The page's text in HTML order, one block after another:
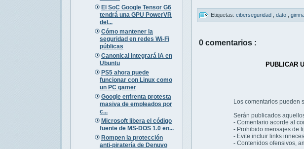
El SoC Google Tensor G6
tendrá una GPU PowerVR
del...
Cómo mantener la
seguridad en redes Wi-Fi
públicas
Canonical integrará IA en
Ubuntu
PS5 ahora puede
funcionar con Linux como
un PC gamer
Google enfrenta protesta
masiva de empleados por
c...
Microsoft libera el código
fuente de MS-DOS 1.0 en...
Rompen la protección
anti-piratería de Denuvo
Etiquetas: ciberseguridad dato
0 comentarios :
PUBLICAR
Los comentarios pueden
Serán publicados
- Comentario acorde al
- Prohibido mensajes de
- Evite incluir links
- Contenidos ofensivos,